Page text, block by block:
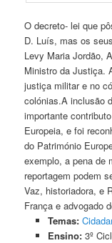
O decreto- lei que
D. Luís, mas os
Levy Maria Jordão,
Ministro da Justiça.
justiça militar e no
colónias.A inclusão
importante
Europeia, e foi
do Património
exemplo, a pena de
reportagem podem
Vaz, historiadora, e
França e advogado
Temas:
Ensino: 3º